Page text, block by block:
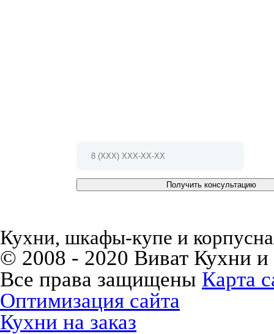
Получить консультацию
Кухни, шкафы-купе и
© 2008 - 2020 Виват Кухни
Все права защищены Карта
Оптимизация сайта
Кухни на заказ